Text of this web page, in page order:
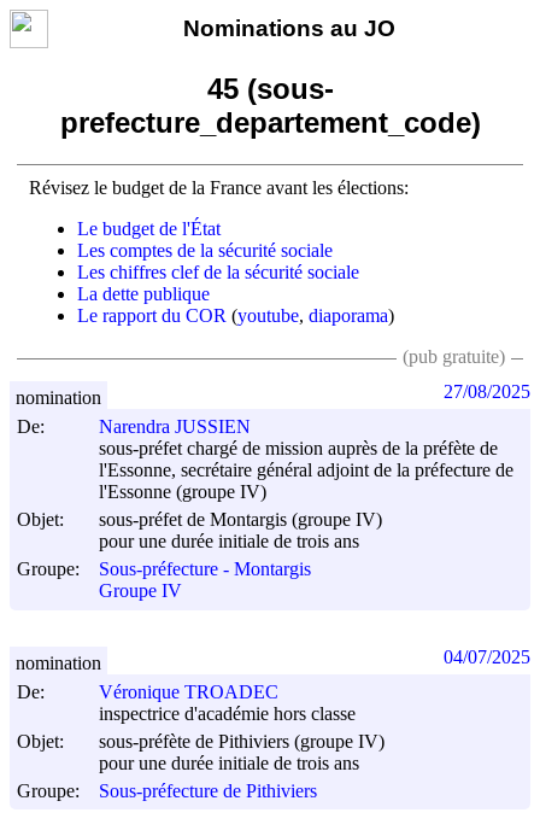
Nominations au JO
45 (sous-
prefecture_departement_code)
Révisez le budget de la France avant les élections:
Le budget de l'État
Les comptes de la sécurité sociale
Les chiffres clef de la sécurité sociale
La dette publique
Le rapport du COR (youtube, diaporama)
(pub gratuite)
De:
Narendra JUSSIEN
sous-préfet chargé de mission auprès de la préfète de
l'Essonne, secrétaire général adjoint de la préfecture de
l'Essonne (groupe IV)
Objet:
sous-préfet de Montargis (groupe IV)
pour une durée initiale de trois ans
Groupe:
Sous-préfecture - Montargis
Groupe IV
nomination 27/08/2025
De:
Véronique TROADEC
inspectrice d'académie hors classe
Objet:
sous-préfète de Pithiviers (groupe IV)
pour une durée initiale de trois ans
Groupe:
Sous-préfecture de Pithiviers
nomination 04/07/2025